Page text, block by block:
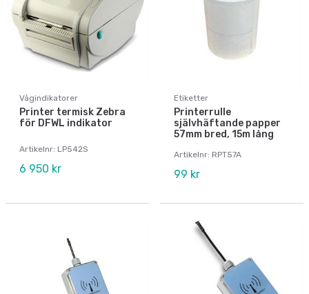
Vågindikatorer
Printer termisk Zebra
för DFWL indikator
Artikelnr: LP542S
6 950 kr
Etiketter
Printerrulle
självhäftande papper
57mm bred, 15m lång
Artikelnr: RPT57A
99 kr